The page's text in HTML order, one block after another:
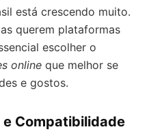
está crescendo muito.
querem plataformas
escolher o
online que melhor se
e gostos.
e Compatibilidade